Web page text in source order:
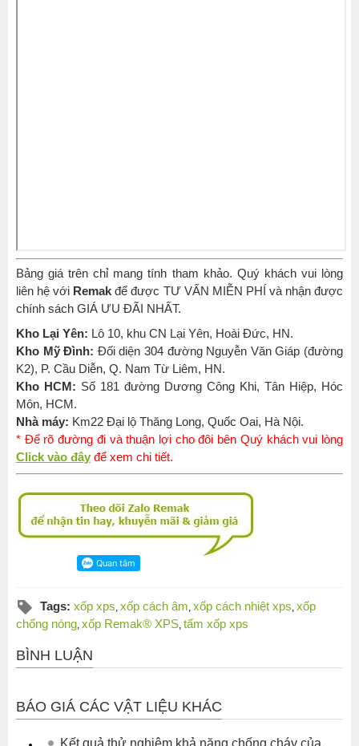
Bảng giá trên chỉ mang tính tham khảo. Quý khách vui lòng
liên hệ với Remak để được TƯ VẤN MIỄN PHÍ và nhận được
chính sách GIÁ ƯU ĐÃI NHẤT.
Kho Lại Yên: Lô 10, khu CN Lại Yên, Hoài Đức, HN.
Kho Mỹ Đình: Đối diện 304 đường Nguyễn Văn Giáp (đường
K2), P. Cầu Diễn, Q. Nam Từ Liêm, HN.
Kho HCM: Số 181 đường Dương Công Khi, Tân Hiệp, Hóc
Môn, HCM.
Nhà máy: Km22 Đại lộ Thăng Long, Quốc Oai, Hà Nội.
* Để rõ đường đi và thuận lợi cho đôi bên Quý khách vui lòng
Click vào đây để xem chi tiết.
Tags: xốp xps, xốp cách âm, xốp cách nhiệt xps, xốp
chống nóng, xốp Remak® XPS, tấm xốp xps
BÌNH LUẬN
BÁO GIÁ CÁC VẬT LIỆU KHÁC